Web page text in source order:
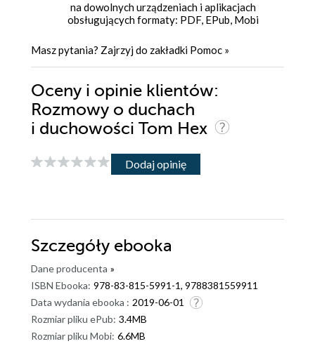
na dowolnych urządzeniach i aplikacjach
obsługujących formaty: PDF, EPub, Mobi
Masz pytania? Zajrzyj do zakładki Pomoc »
Oceny i opinie klientów:
Rozmowy o duchach
i duchowości Tom Hex
Dodaj opinię
Szczegóły ebooka
Dane producenta »
ISBN Ebooka: 978-83-815-5991-1, 9788381559911
Data wydania ebooka : 2019-06-01
Rozmiar pliku ePub: 3.4MB
Rozmiar pliku Mobi: 6.6MB